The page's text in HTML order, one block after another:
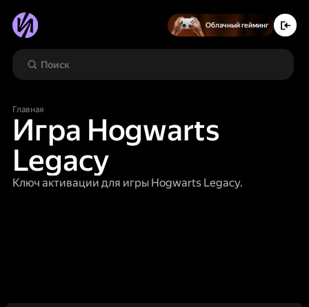
Облачный гейминг
Главная
Игра Hogwarts
Legacy
Ключ активации для игры Hogwarts Legacy.